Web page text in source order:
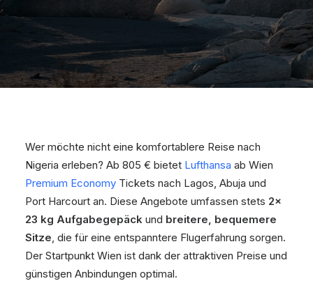
Wer möchte nicht eine komfortablere Reise nach
Nigeria erleben? Ab 805 € bietet Lufthansa ab Wien
Premium Economy Tickets nach Lagos, Abuja und
Port Harcourt an. Diese Angebote umfassen stets 2x
23 kg Aufgabegepäck und breitere, bequemere
Sitze, die für eine entspanntere Flugerfahrung sorgen.
Der Startpunkt Wien ist dank der attraktiven Preise und
günstigen Anbindungen optimal.